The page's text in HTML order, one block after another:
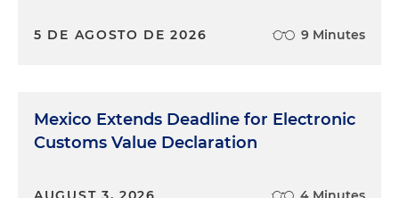
5 DE AGOSTO DE 2026 9 Minutes
Mexico Extends Deadline for Electronic
Customs Value Declaration